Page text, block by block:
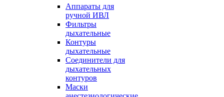
Аппараты для
ручной ИВЛ
Фильтры
дыхательные
Контуры
дыхательные
Соединители для
дыхательных
контуров
Маски